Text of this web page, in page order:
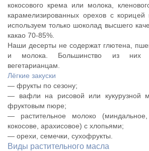
кокосового крема или молока,
карамелизированных орехов с
используем только шоколад высшего
какао 70-85%.
Наши десерты не содержат глютена,
и молока. Большинство из них
вегетарианцам.
Лёгкие закуски
— фрукты по сезону;
— вафли на рисовой или кукурузной
фруктовым пюре;
— растительное молоко (миндальное,
кокосове, арахисовое) с хлопьями;
— орехи, семечки, сухофрукты.
Виды растительного масла